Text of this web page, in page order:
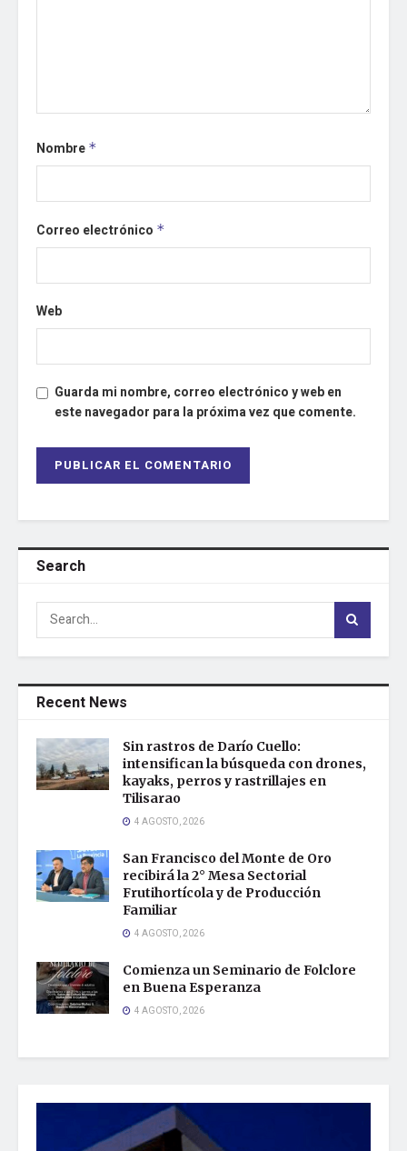
Nombre *
Correo electrónico *
Web
Guarda mi nombre, correo electrónico y web en
este navegador para la próxima vez que comente.
Search
Recent News
Sin rastros de Darío Cuello:
intensifican la búsqueda con drones,
kayaks, perros y rastrillajes en
Tilisarao
4 AGOSTO, 2026
San Francisco del Monte de Oro
recibirá la 2° Mesa Sectorial
Frutihortícola y de Producción
Familiar
4 AGOSTO, 2026
Comienza un Seminario de Folclore
en Buena Esperanza
4 AGOSTO, 2026